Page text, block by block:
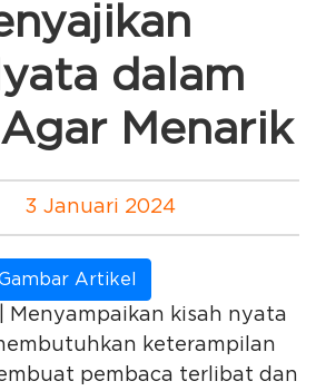
dalam
Menarik
3 Januari 2024
Artikel
Menyampaikan kisah nyata
keterampilan
pembaca terlibat dan